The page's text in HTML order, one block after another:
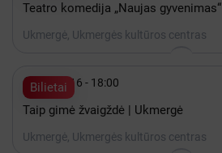
Teatro komedija „Naujas gyvenimas“
Ukmergė, Ukmergės kultūros centras
Bilietai
 Spalis 16 - 18:00
Taip gimė žvaigždė | Ukmergė
Ukmergė, Ukmergės kultūros centras